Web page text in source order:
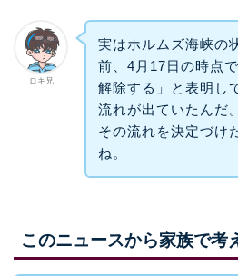
ロキ兄
実はホルムズ海峡の
前、4月17日の時点
解除する」と表明し
流れが出ていたんだ
その流れを決定づけ
ね。
このニュースから家族で考